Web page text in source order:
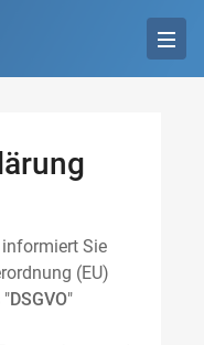
Sie
(EU)
"DSGVO"